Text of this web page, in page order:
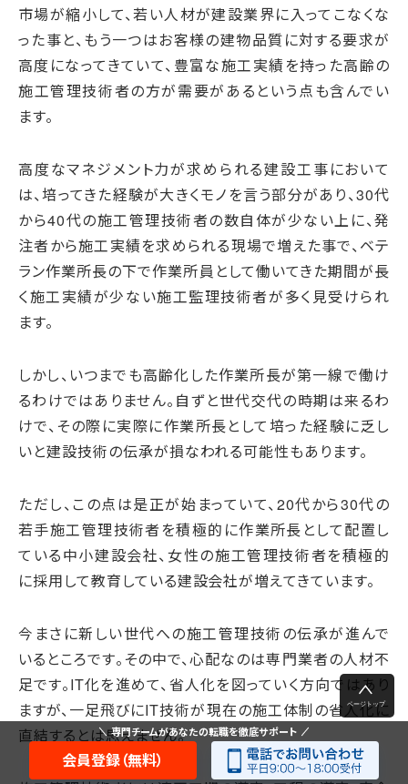
市場が縮小して、若い人材が建設業界に入ってこなくな
った事と、もう一つはお客様の建物品質に対する要求が
高度になってきていて、豊富な施工実績を持った高齢の
施工管理技術者の方が需要があるという点も含んでい
ます。
高度なマネジメント力が求められる建設工事において
は、培ってきた経験が大きくモノを言う部分があり、30代
から40代の施工管理技術者の数自体が少ない上に、発
注者から施工実績を求められる現場で増えた事で、ベテ
ラン作業所長の下で作業所員として働いてきた期間が長
く施工実績が少ない施工監理技術者が多く見受けられ
ます。
しかし、いつまでも高齢化した作業所長が第一線で働け
るわけではありません。自ずと世代交代の時期は来るわ
けで、その際に実際に作業所長として培った経験に乏し
いと建設技術の伝承が損なわれる可能性もあります。
ただし、この点は是正が始まっていて、20代から30代の
若手施工管理技術者を積極的に作業所長として配置し
ている中小建設会社、女性の施工管理技術者を積極的
に採用して教育している建設会社が増えてきています。
今まさに新しい世代への施工管理技術の伝承が進んで
いるところです。その中で、心配なのは専門業者の人材不
足です。IT化を進めて、省人化を図っていく方向ではあり
ますが、一足飛びにIT技術が現在の施工体制の省人化に
直結するとは思えません。専門チームがあなたの転職を徹底サポート
会員登録（無料）